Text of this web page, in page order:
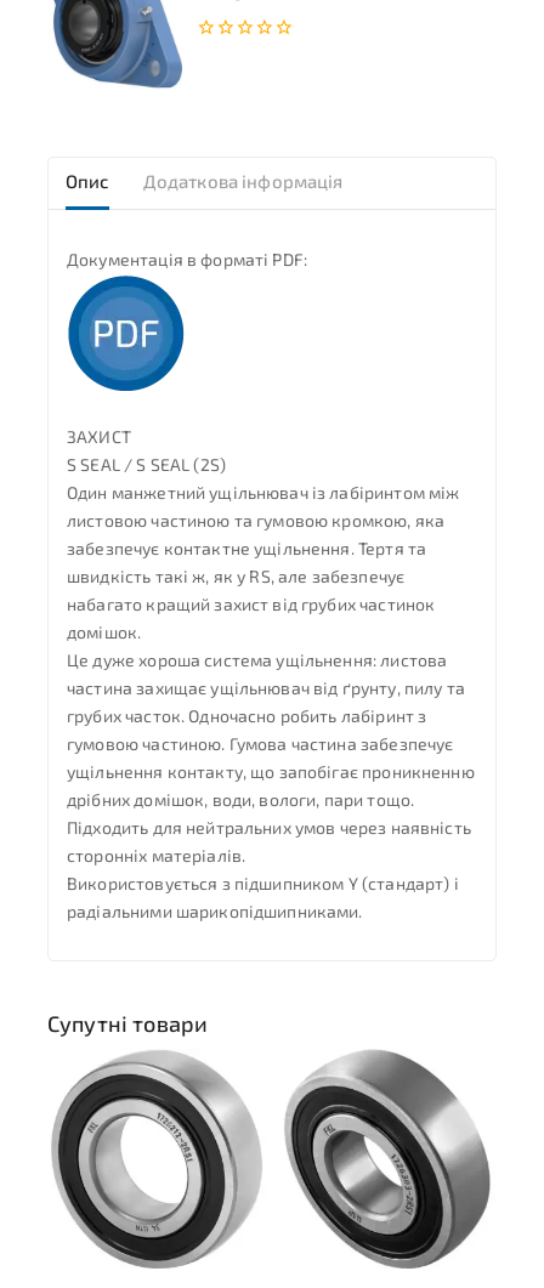
Опис Додаткова інформація
Документація в форматі PDF:
ЗАХИСТ
S SEAL / S SEAL (2S)
Один манжетний ущільнювач із лабіринтом між
листовою частиною та гумовою кромкою, яка
забезпечує контактне ущільнення. Тертя та
швидкість такі ж, як у RS, але забезпечує
набагато кращий захист від грубих частинок
домішок.
Це дуже хороша система ущільнення: листова
частина захищає ущільнювач від ґрунту, пилу та
грубих часток. Одночасно робить лабіринт з
гумовою частиною. Гумова частина забезпечує
ущільнення контакту, що запобігає проникненню
дрібних домішок, води, вологи, пари тощо.
Підходить для нейтральних умов через наявність
сторонніх матеріалів.
Використовується з підшипником Y (стандарт) і
радіальними шарикопідшипниками.
Супутні товари